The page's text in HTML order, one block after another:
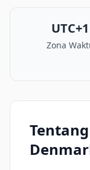
UTC+1
Zona